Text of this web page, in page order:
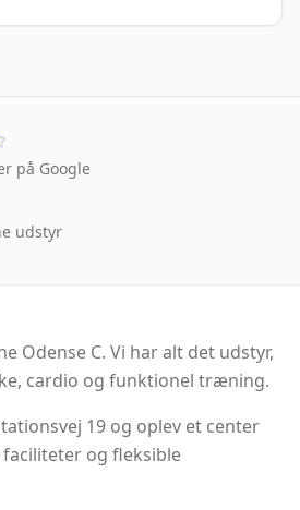
på Google
udstyr
Odense C. Vi har alt det udstyr,
cardio og funktionel træning.
19 og oplev et center
og fleksible